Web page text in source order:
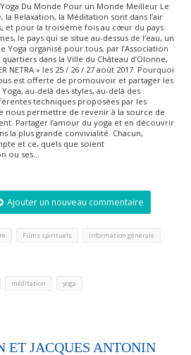
Yoga Du Monde Pour un Monde Meilleur Le
la Relaxation, la Méditation sont dans l’air
et pour la troisième fois au cœur du pays
le pays qui se situe au-dessus de l’eau, un
Yoga organisé pour tous, par l’Association
dans la Ville du Château d’Olonne,
NETRA » les 25 / 26 / 27 août 2017. Pourquoi
est offerte de promouvoir et partager les
au-delà des styles, au-delà des
techniques proposées par les
nous permettre de revenir à la source de
Partager l’amour du yoga et en découvrir
la plus grande convivialité. Chacun,
et ce, quels que soient
ou ses…
Ajouter un nouveau commentaire
Films spirituels Information générale
méditation yoga
ET JACQUES ANTONIN